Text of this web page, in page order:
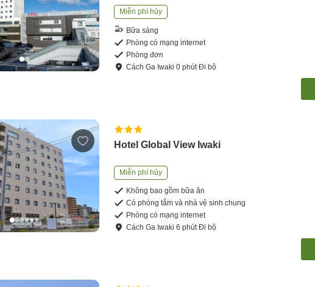
Miễn phí hủy
Bữa sáng
Phòng có mạng internet
Phòng đơn
CáchGa Iwaki0 phútĐi bộ
Hotel Global View Iwaki
Miễn phí hủy
Không bao gồm bữa ăn
Có phòng tắm và nhà vệ sinh chung
Phòng có mạng internet
CáchGa Iwaki6 phútĐi bộ